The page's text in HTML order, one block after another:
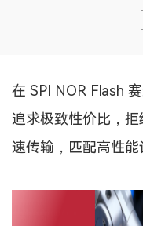
在 SPI NOR Flash
追求极致性价比，
速传输，匹配高性能